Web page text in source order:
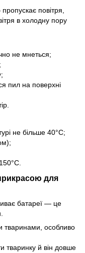
повітря,
в холодну пору
не мнеться;
пил на поверхні
не більше 40°C;
для
батареї — це
тваринами, особливо
тваринку й він довше